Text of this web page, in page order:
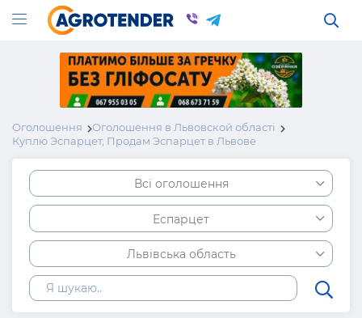
Оголошення
Оголошення в Львовской області
Куплю Эспарцет, Продам Эспарцет в Львове
Всі оголошення
Еспарцет
Львівська область